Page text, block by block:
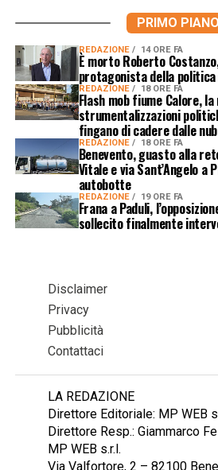
PRIMO PIANO
REDAZIONE 14 ORE FA
È morto Roberto
protagonista della
REDAZIONE 18 ORE FA
Flash mob fiume Calore,
strumentalizzazioni
fingano di cadere dalle
REDAZIONE 18 ORE FA
Benevento, guasto alla
Vitale e via Sant’Angelo a
autobotte
REDAZIONE 19 ORE FA
Frana a Paduli,
sollecito finalmente
Disclaimer
Privacy
Pubblicità
Contattaci
LA REDAZIONE
Direttore Editoriale: MP WEB
Direttore Resp.: Giammarco
MP WEB s.r.l.
Via Valfortore, 2 – 82100